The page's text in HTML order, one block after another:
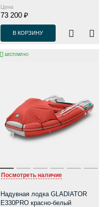
Цена
73 200 ₽
В КОРЗИНУ
БЕСПЛАТНО
Посмотреть наличие
Надувная лодка GLADIATOR
E330PRO красно-белый